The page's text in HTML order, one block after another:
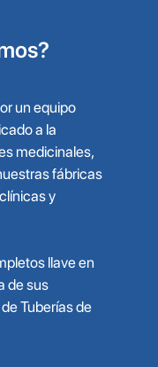
un equipo
a la
medicinales,
fábricas
y
llave en
de sus
Tuberías de